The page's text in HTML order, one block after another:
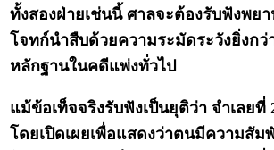
ทั้งสองฝ่ายเช่นนี้ ศาลจะต้องรับฟังพย
โจทก์นำสืบด้วยความระมัดระวังยิ่งก
หลักฐานในคดีแพ่งทั่วไป
แม้ข้อเท็จจริงรับฟังเป็นยุติว่า จำเลยที่
โดยเปิดเผยเพื่อแสดงว่าตนมีความสัม